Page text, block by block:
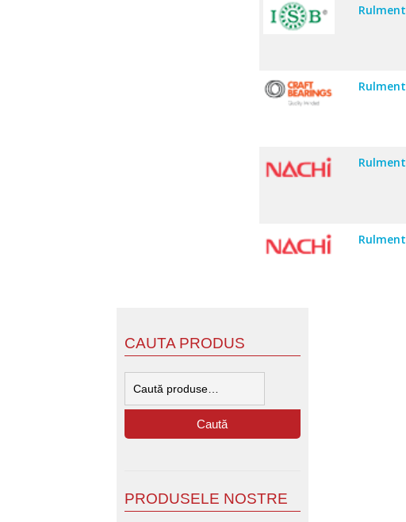
Rulment
Rulment
Rulment
Rulment
CAUTA PRODUS
Caută
PRODUSELE NOSTRE